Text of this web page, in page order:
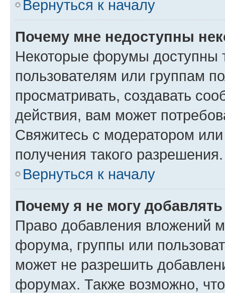
Вернуться к началу
Почему мне недоступны
Некоторые форумы доступны
пользователям или группам
просматривать, создавать
действия, вам может
Свяжитесь с модератором
получения такого разрешения.
Вернуться к началу
Почему я не могу
Право добавления вложений
форума, группы или
может не разрешить
форумах. Также возможно,